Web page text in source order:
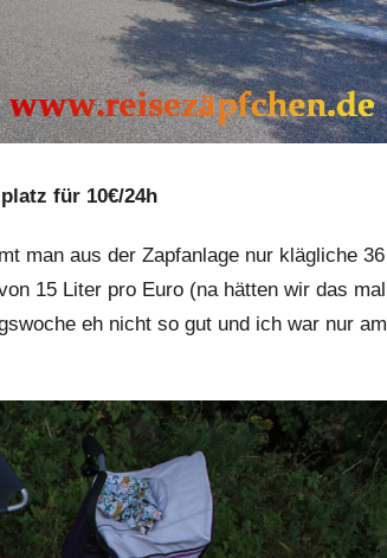
für 10€/24h
man aus der Zapfanlage nur klägliche 36
15 Liter pro Euro (na hätten wir das mal
eh nicht so gut und ich war nur am